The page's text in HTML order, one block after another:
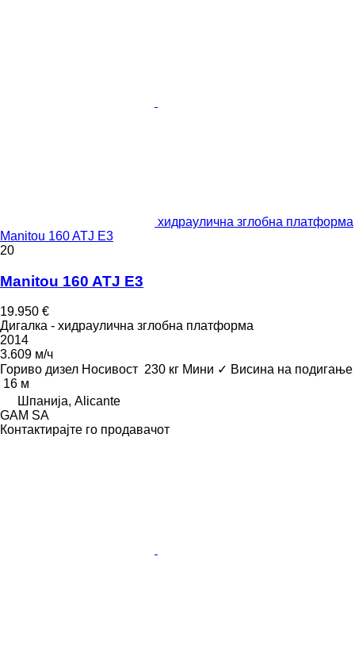
хидраулична зглобна платформа
Manitou 160 ATJ E3
20
Manitou 160 ATJ E3
19.950 €
Дигалка - хидраулична зглобна платформа
2014
3.609 м/ч
Гориво дизел Носивост 230 кг Мини ✓ Висина на подигање
16 м
Шпанија, Alicante
GAM SA
Контактирајте го продавачот